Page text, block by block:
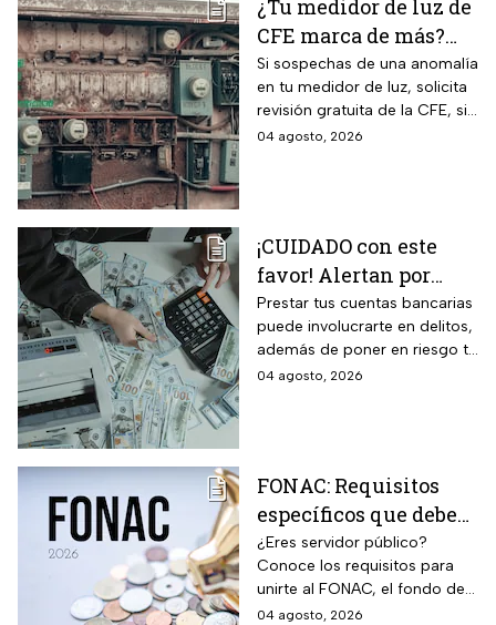
¿Tu medidor de luz de
CFE marca de más?
Así puedes saber si
presenta una falla
Si sospechas de una anomalía
en tu medidor de luz, solicita
revisión gratuita de la CFE, si
hay falla es totalmente
04 agosto, 2026
¡CUIDADO con este
favor! Alertan por
préstamo de cuentas
bancarias: razón por la
que debes decir que
Prestar tus cuentas bancarias
puede involucrarte en delitos,
además de poner en riesgo tu
patrimonio y situación legal;
04 agosto, 2026
FONAC: Requisitos
específicos que deben
cumplir los
trabajadores para
participar en él
¿Eres servidor público?
Conoce los requisitos para
unirte al FONAC, el fondo de
ahorro Capitalizable de los
04 agosto, 2026